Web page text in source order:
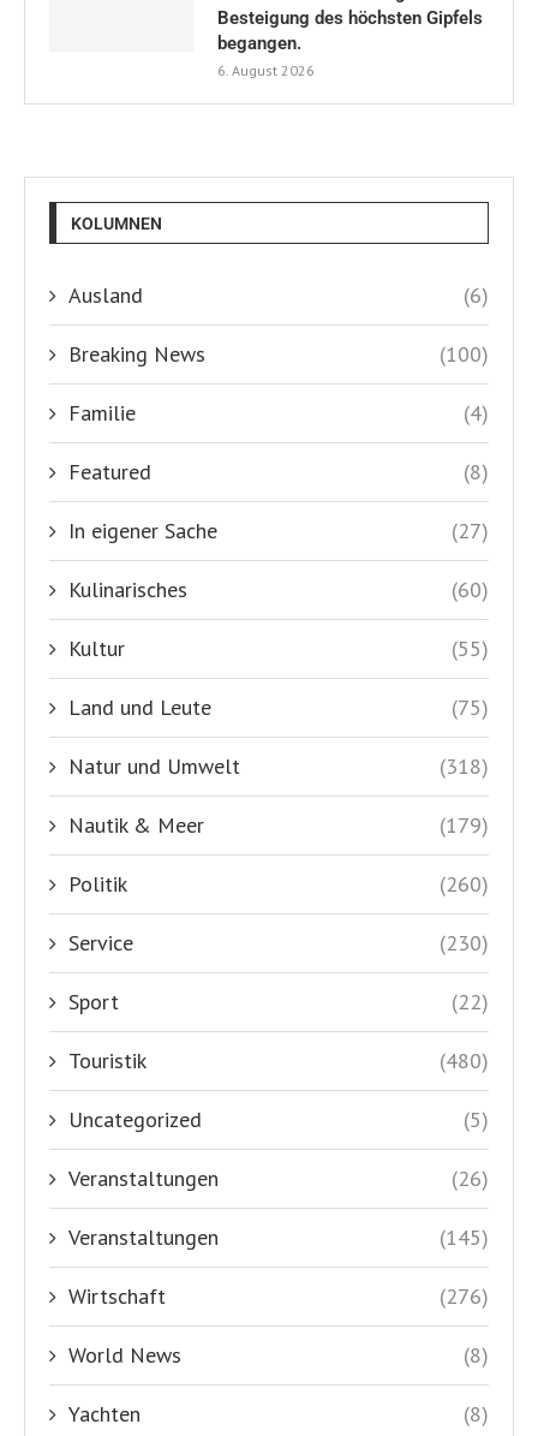
Besteigung des höchsten Gipfels
begangen.
6. August 2026
KOLUMNEN
Ausland (6)
Breaking News (100)
Familie (4)
Featured (8)
In eigener Sache (27)
Kulinarisches (60)
Kultur (55)
Land und Leute (75)
Natur und Umwelt (318)
Nautik & Meer (179)
Politik (260)
Service (230)
Sport (22)
Touristik (480)
Uncategorized (5)
Veranstaltungen (26)
Veranstaltungen (145)
Wirtschaft (276)
World News (8)
Yachten (8)